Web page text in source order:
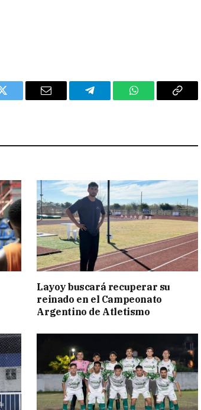
Twitter Email Telegram WhatsAppCopy
Layoy buscará recuperar su
reinado en el Campeonato
Argentino de Atletismo